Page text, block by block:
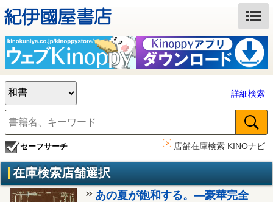
詳細検索
セーフサーチ 店舗在庫検索 KINOナビ
在庫検索店舗選択
あの夏が飽和する。―豪華完全